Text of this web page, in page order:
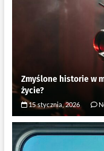
Zmyślone historie w
życie?
15 stycznia, 2026